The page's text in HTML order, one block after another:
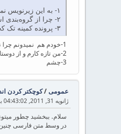
۱- به این زیرنویس نمی‌گند
۲- چرا از گروه‌بندی استفاده می‌کنی؟
۳- پرونده کمینه تک کجاست؟
1-خودم هم نمیدونم چرا نوشتم زیر نویس، منظورم اندیس بوده. ببخشید خیلی این روزا سرم شلوغه.
2-من تازه کارم و از دوستانم یاد گرفتم که به این صورت بنویسم و نمیدونم غیر از گروه بندی میشه چیکار کرد!
3-چشم
عمومی /کوچکتر کردن
ژانویه 31, 2011, 04:43:02 بعد از ظهر
سلام. ببخشید چطور
در وسط متن فارسی